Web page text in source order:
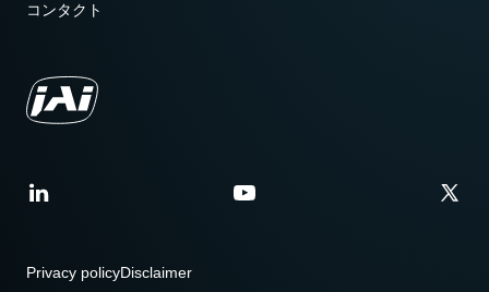
コンタクト
Privacy policyDisclaimer